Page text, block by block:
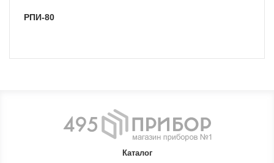
РПИ-80
Каталог